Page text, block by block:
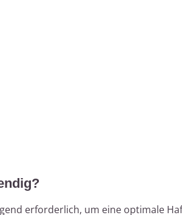
erforderlich, um eine optimale